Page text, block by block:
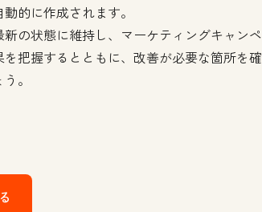
的に作成されます。
新の状態に維持し、マーケティングキャンペ
を把握するとともに、改善が必要な箇所を確
。